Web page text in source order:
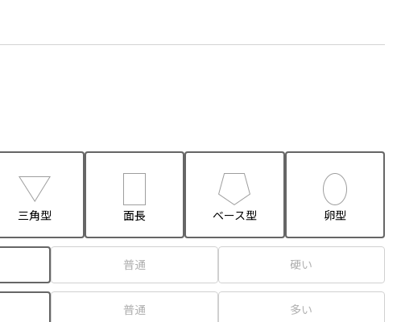
三角型 面長 ベース型 卵型
普通 硬い
普通 多い